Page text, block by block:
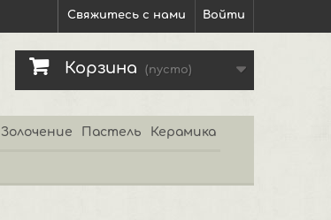
Войти
Свяжитесь с нами
Корзина (пусто)
Золочение Пастель Керамика